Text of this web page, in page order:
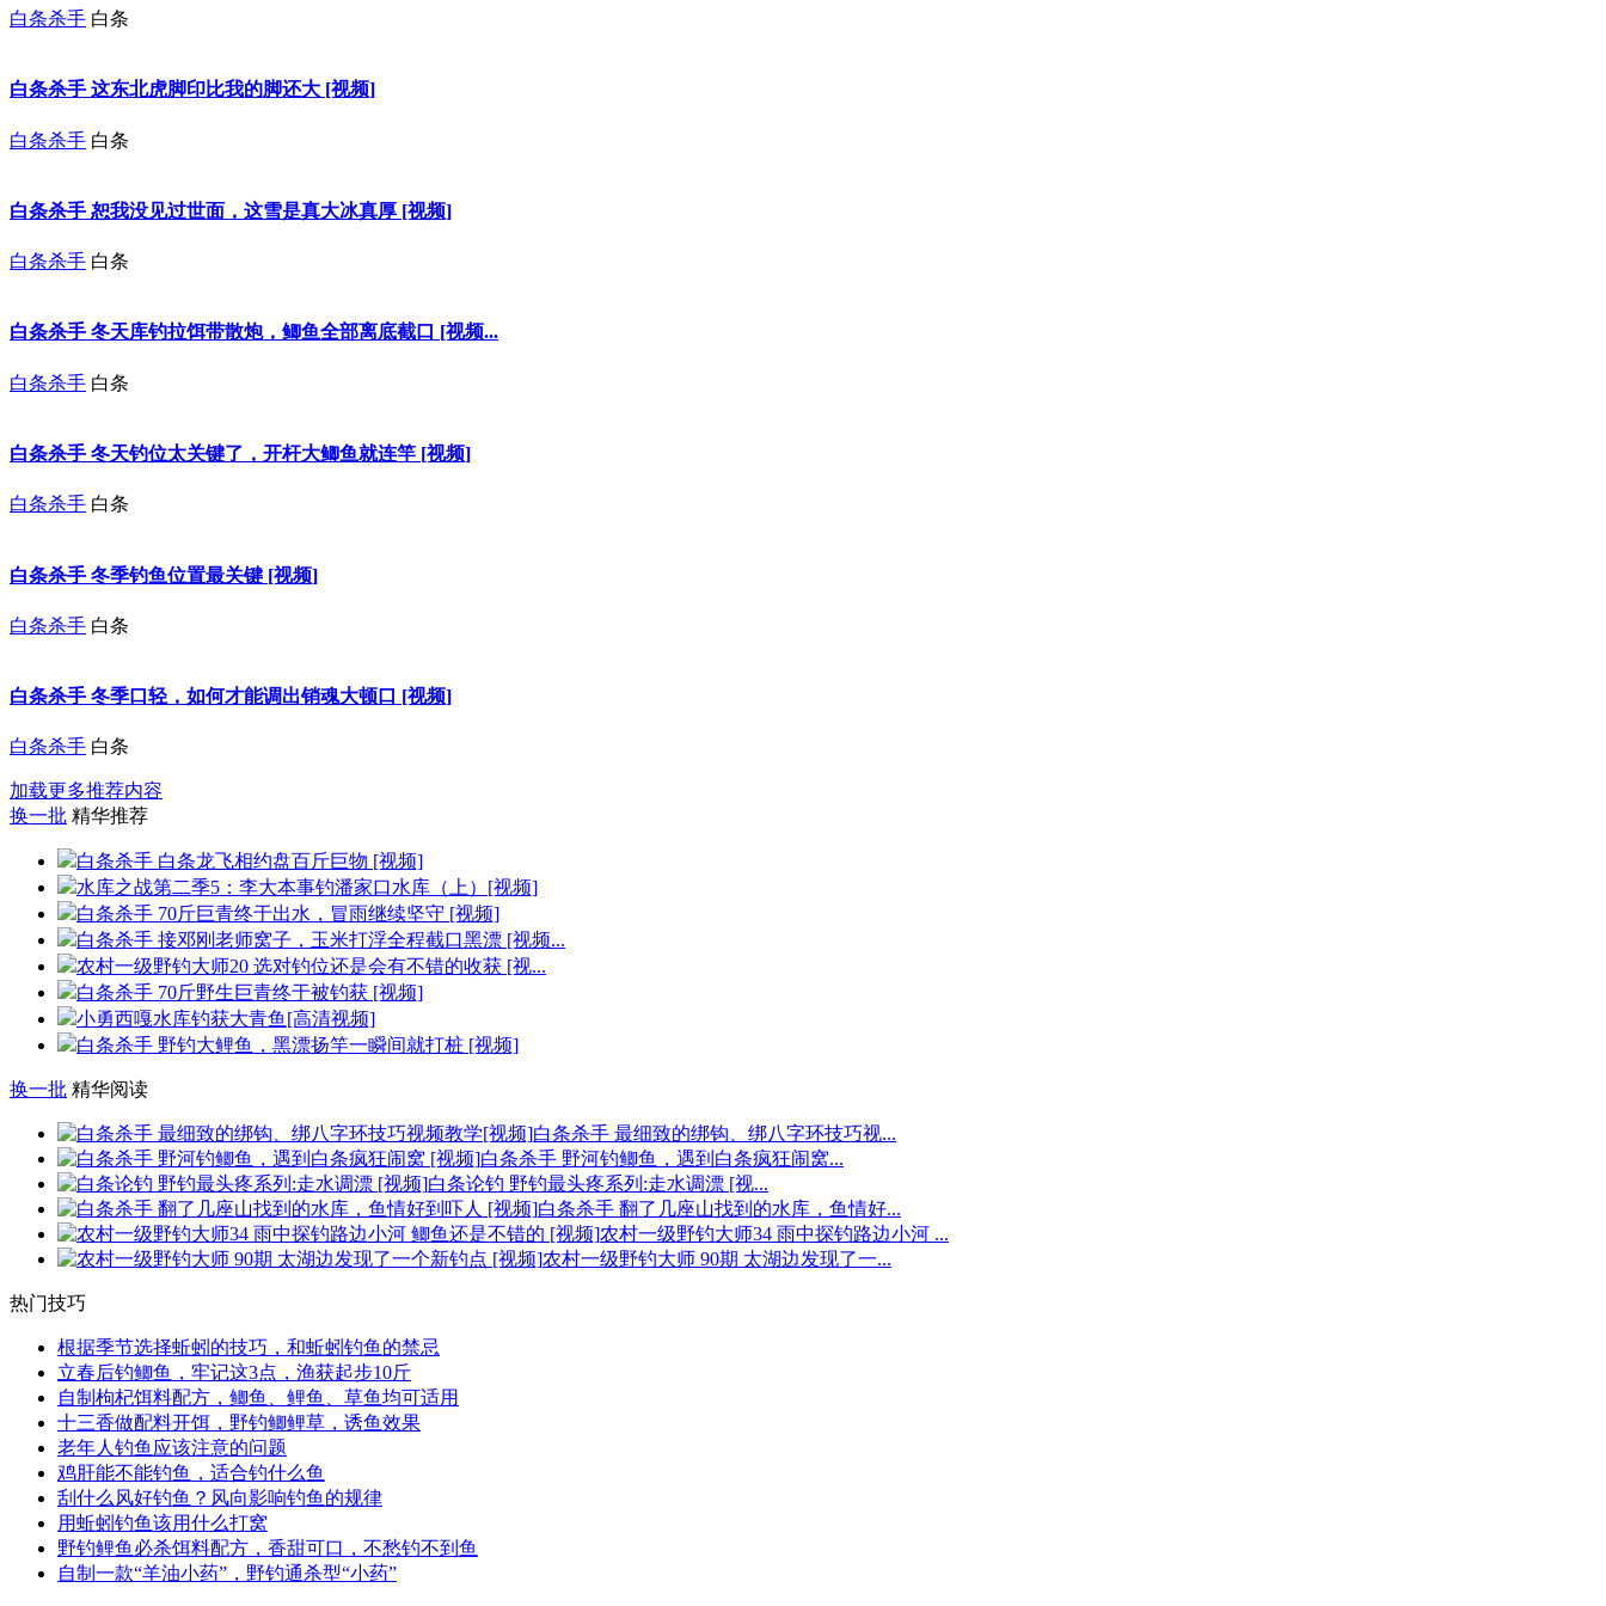
白条杀手 白条
白条杀手 这东北虎脚印比我的脚还大 [视频]
白条杀手 白条
白条杀手 恕我没见过世面，这雪是真大冰真厚 [视频]
白条杀手 白条
白条杀手 冬天库钓拉饵带散炮，鲫鱼全部离底截口 [视频...
白条杀手 白条
白条杀手 冬天钓位太关键了，开杆大鲫鱼就连竿 [视频]
白条杀手 白条
白条杀手 冬季钓鱼位置最关键 [视频]
白条杀手 白条
白条杀手 冬季口轻，如何才能调出销魂大顿口 [视频]
白条杀手 白条
加载更多推荐内容
换一批 精华推荐
白条杀手 白条龙飞相约盘百斤巨物 [视频]
水库之战第二季5：李大本事钓潘家口水库（上）[视频]
白条杀手 70斤巨青终于出水，冒雨继续坚守 [视频]
白条杀手 接邓刚老师窝子，玉米打浮全程截口黑漂 [视频...
农村一级野钓大师20 选对钓位还是会有不错的收获 [视...
白条杀手 70斤野生巨青终于被钓获 [视频]
小勇西嘎水库钓获大青鱼[高清视频]
白条杀手 野钓大鲤鱼，黑漂扬竿一瞬间就打桩 [视频]
换一批 精华阅读
白条杀手 最细致的绑钩、绑八字环技巧视...
白条杀手 野河钓鲫鱼，遇到白条疯狂闹窝...
白条论钓 野钓最头疼系列:走水调漂 [视...
白条杀手 翻了几座山找到的水库，鱼情好...
农村一级野钓大师34 雨中探钓路边小河 ...
农村一级野钓大师 90期 太湖边发现了一...
热门技巧
根据季节选择蚯蚓的技巧，和蚯蚓钓鱼的禁忌
立春后钓鲫鱼，牢记这3点，渔获起步10斤
自制枸杞饵料配方，鲫鱼、鲤鱼、草鱼均可适用
十三香做配料开饵，野钓鲫鲤草，诱鱼效果
老年人钓鱼应该注意的问题
鸡肝能不能钓鱼，适合钓什么鱼
刮什么风好钓鱼？风向影响钓鱼的规律
用蚯蚓钓鱼该用什么打窝
野钓鲤鱼必杀饵料配方，香甜可口，不愁钓不到鱼
自制一款“羊油小药”，野钓通杀型“小药”